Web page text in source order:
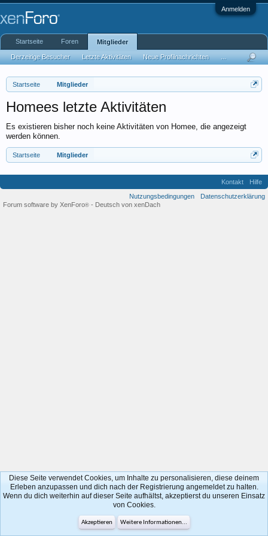
Anmelden
Startseite Mitglieder
Homees letzte Aktivitäten
Es existieren bisher noch keine Aktivitäten von Homee, die angezeigt
werden können.
Startseite Mitglieder
Startseite Foren Mitglieder
Derzeitige Besucher Letzte Aktivitäten Neue Profilnachrichten
Kontakt
Hilfe
Nutzungsbedingungen
Datenschutzerklärung
Forum software by XenForo® - Deutsch von xenDach
Diese Seite verwendet Cookies, um Inhalte zu personalisieren, diese deinem
Erleben anzupassen und dich nach der Registrierung angemeldet zu halten.
Wenn du dich weiterhin auf dieser Seite aufhältst, akzeptierst du unseren Einsatz
von Cookies.
Akzeptieren Weitere Informationen...